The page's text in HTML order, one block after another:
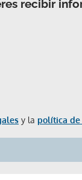
recibir
y la política de